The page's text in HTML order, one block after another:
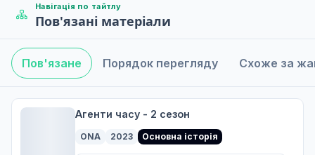
Повторна зустріч
6
Дата уточнюється
Навігація по тайтлу
Пов'язані матеріали
Пов'язане Порядок перегляду Схоже за
Агенти часу - 2 сезон
ONA 2023 Основна історія